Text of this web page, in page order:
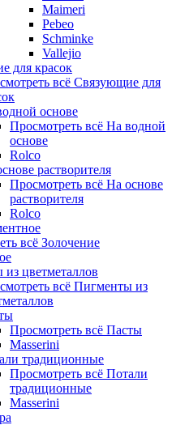
Maimeri
Pebeo
Schminke
Vallejio
для красок
всё Связующие для
основе
Просмотреть всё На водной
основе
Rolco
растворителя
Просмотреть всё На основе
растворителя
Rolco
всё Золочение
цветметаллов
всё Пигменты из
Просмотреть всё Пасты
Masserini
традиционные
Просмотреть всё Потали
традиционные
Masserini